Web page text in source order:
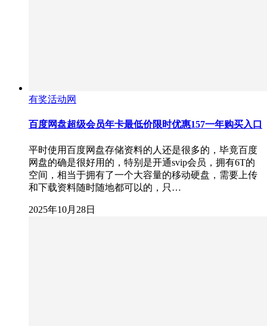
有奖活动网
百度网盘超级会员年卡最低价限时优惠157一年购买入口
平时使用百度网盘存储资料的人还是很多的，毕竟百度
网盘的确是很好用的，特别是开通svip会员，拥有6T的
空间，相当于拥有了一个大容量的移动硬盘，需要上传
和下载资料随时随地都可以的，只…
2025年10月28日